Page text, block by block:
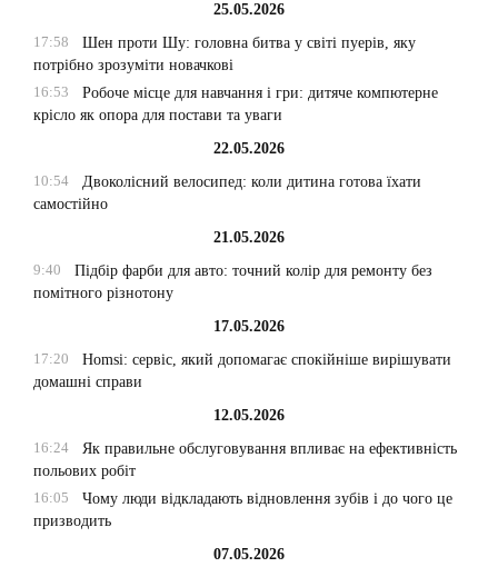
25.05.2026
17:58
Шен проти Шу: головна битва у світі пуерів, яку
потрібно зрозуміти новачкові
16:53
Робоче місце для навчання і гри: дитяче компютерне
крісло як опора для постави та уваги
22.05.2026
10:54
Двоколісний велосипед: коли дитина готова їхати
самостійно
21.05.2026
9:40
Підбір фарби для авто: точний колір для ремонту без
помітного різнотону
17.05.2026
17:20
Homsi: сервіс, який допомагає спокійніше вирішувати
домашні справи
12.05.2026
16:24
Як правильне обслуговування впливає на ефективність
польових робіт
16:05
Чому люди відкладають відновлення зубів і до чого це
призводить
07.05.2026